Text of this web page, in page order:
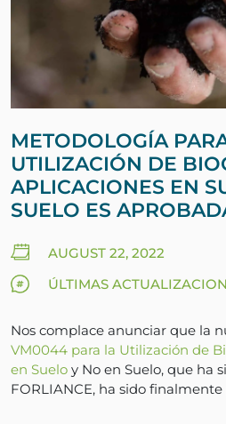
METODOLOGÍA
UTILIZACIÓN DE
APLICACIONES EN
SUELO ES
AUGUST 22, 2022
ÚLTIMAS
Nos complace anunciar que la
VM0044 para la Utilización de
en Suelo y No en Suelo, que ha
FORLIANCE, ha sido